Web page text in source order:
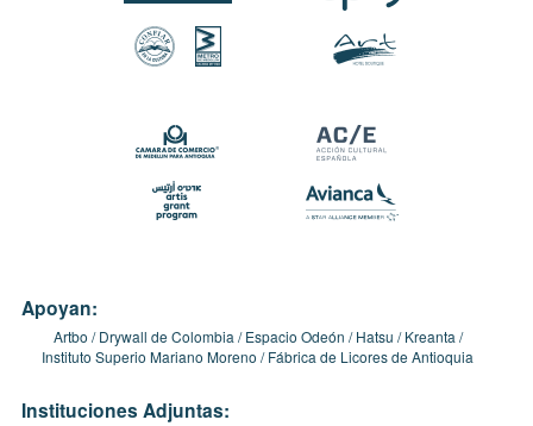
Apoyan:
Artbo Drywall de Colombia Espacio Odeón Hatsu
Kreanta
Instituto Superio Mariano Moreno
Fábrica de Licores de Antioquia
Instituciones Adjuntas: